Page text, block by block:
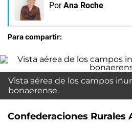
Por Ana Roche
Para compartir:
Vista aérea de los campos
bonaerense.
Confederaciones Rurales